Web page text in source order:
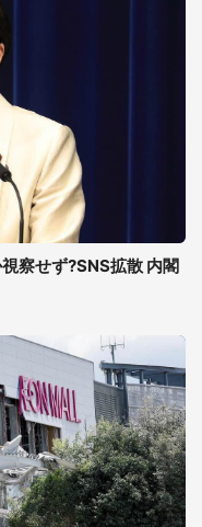
察せず?SNS拡散 内閣